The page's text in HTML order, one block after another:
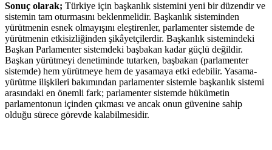
Sonuç olarak; Türkiye için başkanlık sistemini yeni bir düzendir ve
sistemin tam oturmasını beklenmelidir. Başkanlık sisteminden
yürütmenin esnek olmayışını eleştirenler, parlamenter sistemde de
yürütmenin etkisizliğinden şikâyetçilerdir. Başkanlık sistemindeki
Başkan Parlamenter sistemdeki başbakan kadar güçlü değildir.
Başkan yürütmeyi denetiminde tutarken, başbakan (parlamenter
sistemde) hem yürütmeye hem de yasamaya etki edebilir. Yasama-
yürütme ilişkileri bakımından parlamenter sistemle başkanlık sistemi
arasındaki en önemli fark; parlamenter sistemde hükümetin
parlamentonun içinden çıkması ve ancak onun güvenine sahip
olduğu sürece görevde kalabilmesidir.